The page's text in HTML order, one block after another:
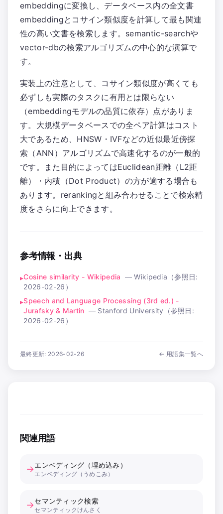
embeddingに変換し、データベース内の全文書
embeddingとコサイン類似度を計算して最も関連
性の高い文書を検索します。semantic-searchや
vector-dbの検索アルゴリズムの中心的な演算で
す。
実装上の注意として、コサイン類似度が高くても
必ずしも実際のタスクに有用とは限らない
（embeddingモデルの品質に依存）点がありま
す。大規模データベースでの全ペア計算はコスト
大であるため、HNSW・IVFなどの近似最近傍探
索（ANN）アルゴリズムで高速化するのが一般的
です。また目的によってはEuclidean距離（L2距
離）・内積（Dot Product）の方が適する場合も
あります。rerankingと組み合わせることで検索精
度をさらに向上できます。
参考情報・出典
▸Cosine similarity - Wikipedia —Wikipedia （参照日:
2026-02-26 ）
▸Speech and Language Processing (3rd ed.) -
Jurafsky & Martin — Stanford University （参照日:
2026-02-26 ）
最終更新: 2026-02-26 ← 用語集一覧へ
関連用語
→エンベディング（埋め込み）
エンベディング（うめこみ）
→セマンティック検索
セマンティックけんさく